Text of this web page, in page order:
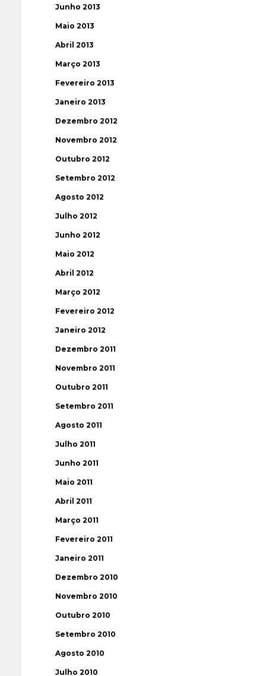
Junho 2013
Maio 2013
Abril 2013
Março 2013
Fevereiro 2013
Janeiro 2013
Dezembro 2012
Novembro 2012
Outubro 2012
Setembro 2012
Agosto 2012
Julho 2012
Junho 2012
Maio 2012
Abril 2012
Março 2012
Fevereiro 2012
Janeiro 2012
Dezembro 2011
Novembro 2011
Outubro 2011
Setembro 2011
Agosto 2011
Julho 2011
Junho 2011
Maio 2011
Abril 2011
Março 2011
Fevereiro 2011
Janeiro 2011
Dezembro 2010
Novembro 2010
Outubro 2010
Setembro 2010
Agosto 2010
Julho 2010